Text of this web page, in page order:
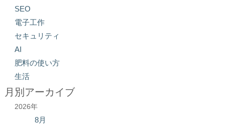
SEO
電子工作
セキュリティ
AI
肥料の使い方
生活
月別アーカイブ
2026年
8月